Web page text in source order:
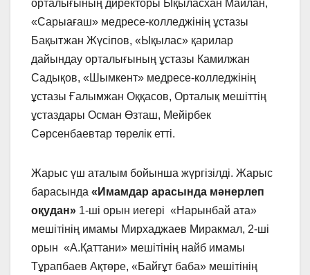
орталығының директоры Ықыласхан Майлан,
«Сарыағаш» медресе-колледжінің ұстазы
Бақытжан Жүсіпов, «Ықылас» қарилар
дайындау орталығының ұстазы Камилжан
Садықов, «Шымкент» медресе-колледжінің
ұстазы Ғалымжан Оққасов, Орталық мешіттің
ұстаздары Осман Өзташ, Мейірбек
Сәрсенбаевтар төрелік етті.
Жарыс үш аталым бойынша жүргізілді. Жарыс
барасында «Имамдар арасында мәнерлеп
оқудан» 1-ші орын иегері «Нарынбай ата»
мешітінің имамы Мирхаджаев Миракмал, 2-ші
орын «А.Қаттани» мешітінің найб имамы
Тұрапбаев Ақтөре, «Байғұт баба» мешітінің